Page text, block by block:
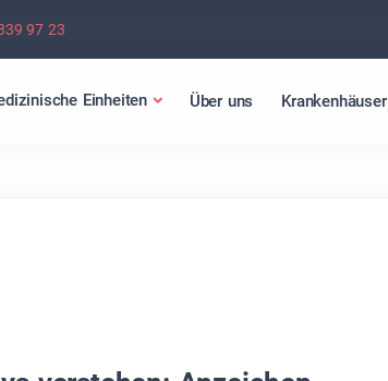
97 23
Einheiten Über uns Krankenhäuser